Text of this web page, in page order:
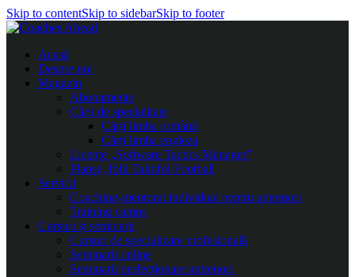
Skip to contentSkip to sidebarSkip to footer
Acasă
Despre noi
Magazin
Abonamente
Cărți de specialitate
Cărți limba română
Cărți limba engleza
Licențe „Software Tactics Manager”
Planșe, folii Taktifol Football
Servicii
Coaching-mentorat individual pentru antrenori
Training camps
Cursuri și seminarii
Cursuri de specializare profesională
Seminarii online
Seminarii perfecționare antrenori